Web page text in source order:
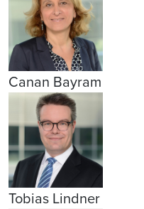
Canan Bayram
Tobias Lindner